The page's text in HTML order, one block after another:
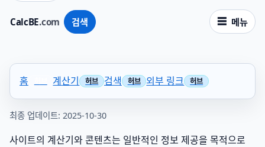
CalcBE.com 검색 메뉴
홈 계산기 검색 외부 링크
최종 업데이트: 2025-10-30
사이트의 계산기와 콘텐츠는 일반적인 정보 제공을 목적으로